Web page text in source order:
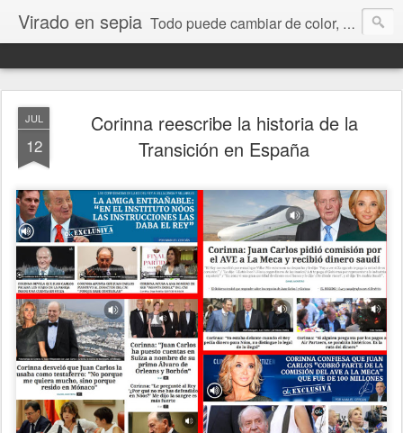
Virado en sepia Todo puede cambiar de color, depende de nosotros y de nuestra capacidad para aprender a mirar. Hablamos de sociedad, economía, empresa, política, RRHH, formación. De Historia reciente, de educación y de temas sociales.
JUL
12
Corinna reescribe la historia de la
Transición en España